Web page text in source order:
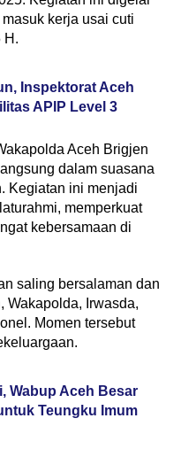
kerja usai cuti
H.
Inspektorat Aceh
APIP Level 3
Aceh Brigjen
dalam suasana
Kegiatan ini menjadi
memperkuat
kebersamaan di
saling bersalaman dan
Wakapolda, Irwasda,
Momen tersebut
Wabup Aceh Besar
Teungku Imum